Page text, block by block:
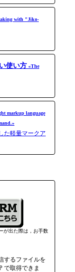
with "Jiko-​
使い方 «The
markup language
た軽量マークア
が出た際は，お手数
するファイルを
で取得できま